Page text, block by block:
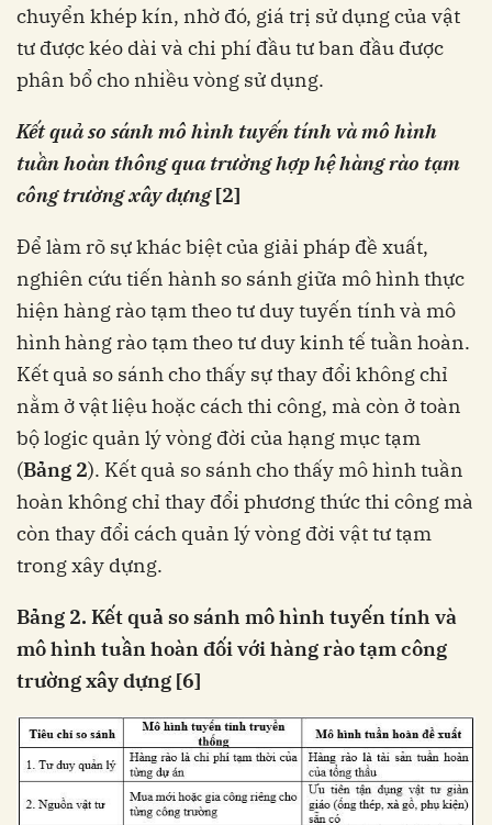
chuyển khép kín, nhờ đó, giá trị sử dụng của vật
tư được kéo dài và chi phí đầu tư ban đầu được
phân bổ cho nhiều vòng sử dụng.
Kết quả so sánh mô hình tuyến tính và mô hình
tuần hoàn thông qua trường hợp hệ hàng rào tạm
công trường xây dựng[2]
Để làm rõ sự khác biệt của giải pháp đề xuất,
nghiên cứu tiến hành so sánh giữa mô hình thực
hiện hàng rào tạm theo tư duy tuyến tính và mô
hình hàng rào tạm theo tư duy kinh tế tuần hoàn.
Kết quả so sánh cho thấy sự thay đổi không chỉ
nằm ở vật liệu hoặc cách thi công, mà còn ở toàn
bộ logic quản lý vòng đời của hạng mục tạm
(Bảng 2). Kết quả so sánh cho thấy mô hình tuần
hoàn không chỉ thay đổi phương thức thi công mà
còn thay đổi cách quản lý vòng đời vật tư tạm
trong xây dựng.
Bảng 2. Kết quả so sánh mô hình tuyến tính và
mô hình tuần hoàn đối với hàng rào tạm công
trường xây dựng [6]